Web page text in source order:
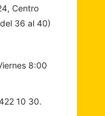
Centro
36 al 40)
8:00
10 30.